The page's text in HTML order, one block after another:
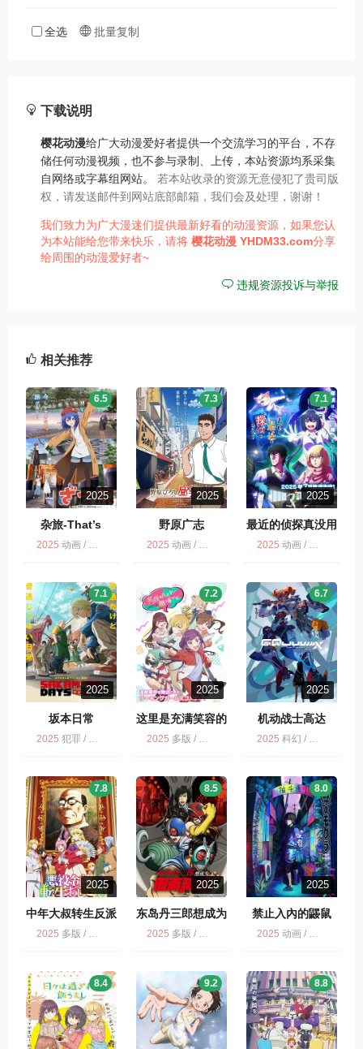
全选 批量复制
下载说明
樱花动漫给广大动漫爱好者提供一个交流学习的平台，不存
储任何动漫视频，也不参与录制、上传，本站资源均系采集
自网络或字幕组网站。 若本站收录的资源无意侵犯了贵司版
权，请发送邮件到网站底部邮箱，我们会及处理，谢谢！
我们致力为广大漫迷们提供最新好看的动漫资源，如果您认
为本站能给您带来快乐，请将 樱花动漫 YHDM33.com分享
给周围的动漫爱好者~
违规资源投诉与举报
相关推荐
2025
杂旅-That’s
Journey- ざつ旅-
6.5
2025 动画 / 多版
2025
野原广志
7.3
2025 动画 / 喜剧 / 野原广志 午餐流派 / 多版
2025
最近的侦探真没用
7.1
2025 动画 / 喜剧 / 最近的侦探真没用 / 多版
2025
坂本日常
7.1
2025 犯罪 / 惊悚 / 喜剧 / 动作 / 冒险 / 动画 / 多版
2025
这里是充满笑容的
职场。
7.2
2025 多版 / 这里是充满笑容的职场 / 动画
2025
机动战士高达
6.7
2025 科幻 / 动画 / 多版
2025
中年大叔转生反派
千金
7.8
2025 多版 / 中年大叔转生反派千金 / 动画
2025
东岛丹三郎想成为
假面骑士
8.5
2025 多版 / 动画 / 剧情 / 动作
2025
禁止入內的鼹鼠
8.0
2025 动画 / 多版 / 禁止入內的鼹鼠
8.4 9.2 8.8